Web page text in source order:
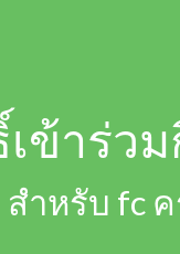
เข้าร่
ำหรับ fc ค